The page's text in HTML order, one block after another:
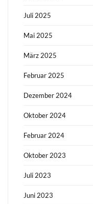
Juli 2025
Mai 2025
März 2025
Februar 2025
Dezember 2024
Oktober 2024
Februar 2024
Oktober 2023
Juli 2023
Juni 2023